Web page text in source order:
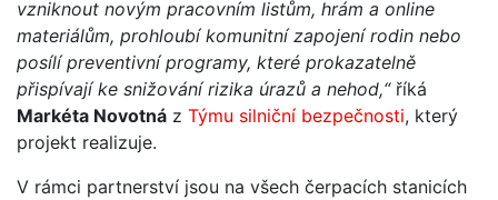
vzniknout novým pracovním listům, hrám a online
materiálům, prohloubí komunitní zapojení rodin nebo
posílí preventivní programy, které prokazatelně
přispívají ke snižování rizika úrazů a nehod,“říká
Markéta Novotná z Týmu silniční bezpečnosti, který
projekt realizuje.
V rámci partnerství jsou na všech čerpacích stanicích